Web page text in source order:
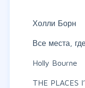
Холли Борн
Все места,
Holly Bourne
THE PLACES